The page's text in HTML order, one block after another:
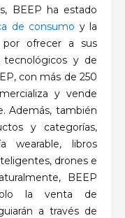
BEEP ha estado
de consumo y la
por ofrecer a sus
tecnológicos y de
con más de 250
y vende
Además, también
y categorías,
wearable, libros
drones e
BEEP
la venta de
a través de